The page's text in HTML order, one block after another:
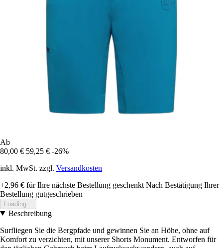
Ab
80,00 € 59,25 € -26%
inkl. MwSt. zzgl. Versandkosten
+2,96 € für Ihre nächste Bestellung geschenkt Nach Bestätigung Ihrer
Bestellung gutgeschrieben
Loading...
Beschreibung
Surfliegen Sie die Bergpfade und gewinnen Sie an Höhe, ohne auf
Komfort zu verzichten, mit unserer Shorts Monument. Entworfen für